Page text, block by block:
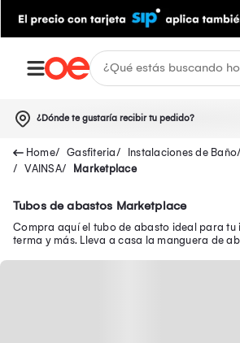
¿Dónde te gustaría recibir tu pedido?
Gasfiteria Instalaciones de Baño
VAINSA
Marketplace
Tubos de abastos Marketplace
Compra aquí el tubo de abasto ideal para
terma y más. Lleva a casa la manguera de